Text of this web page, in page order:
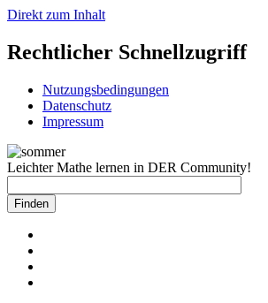
Direkt zum Inhalt
Rechtlicher Schnellzugriff
Nutzungsbedingungen
Datenschutz
Impressum
Leichter Mathe lernen in DER Community!